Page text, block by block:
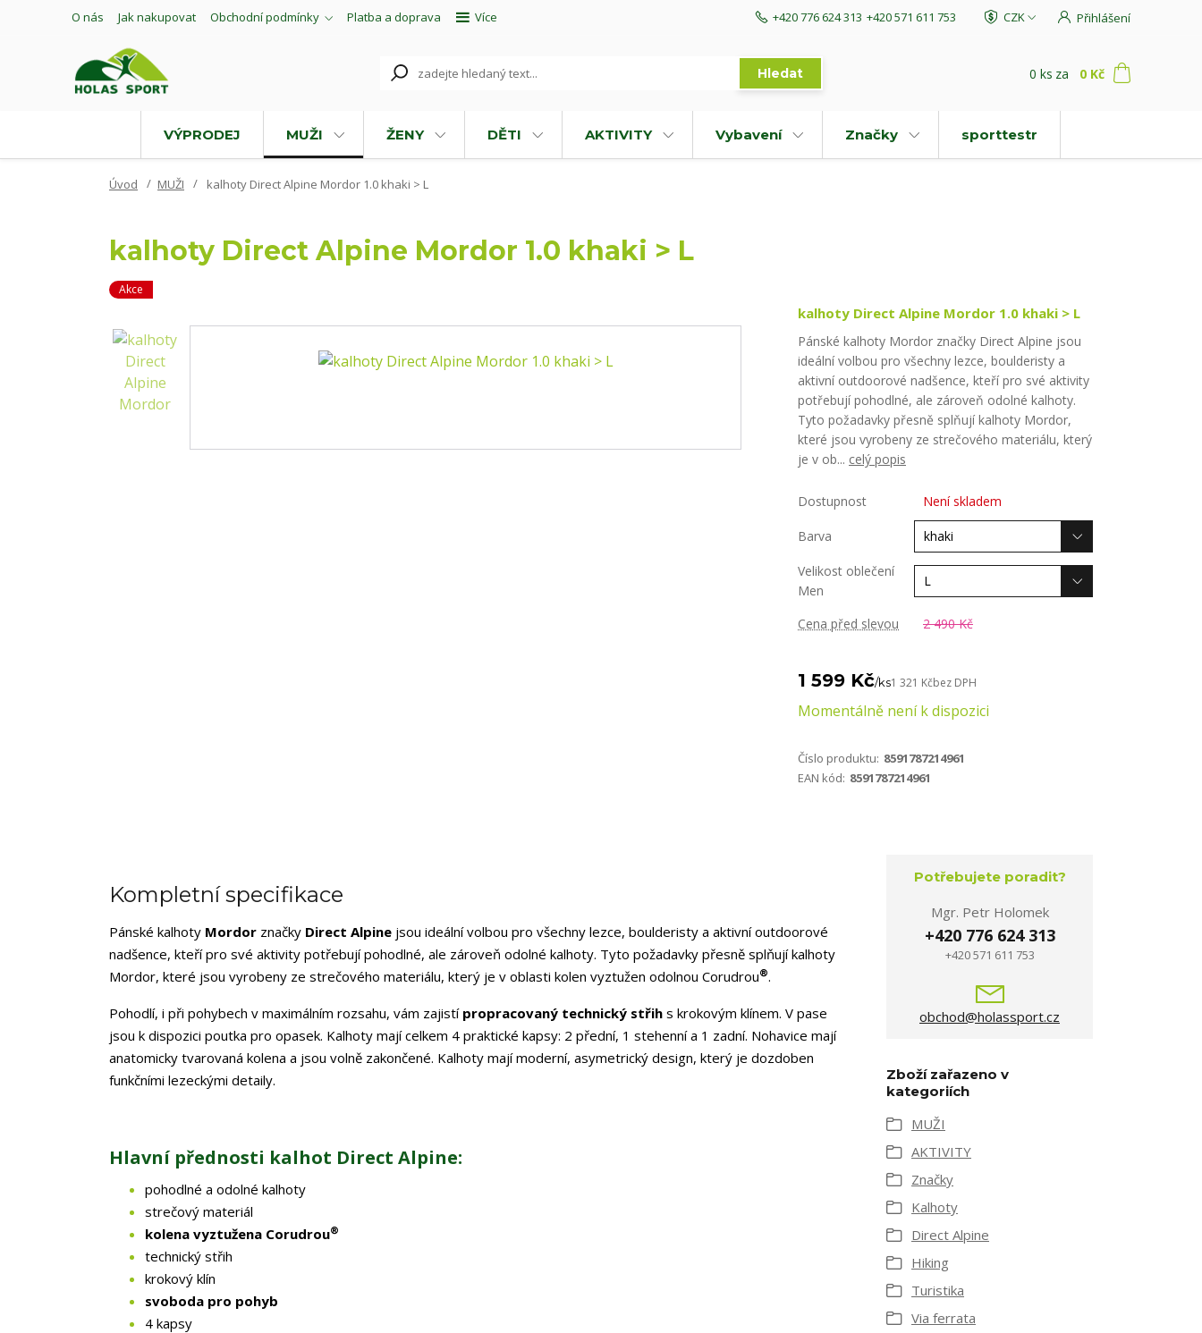
O nás Jak nakupovat Obchodní podmínky Platba a doprava Více CZK Přihlášení
Hledat
+420 776 624 313 +420 571 611 753
0 ks za 0 Kč
VÝPRODEJ MUŽI ŽENY DĚTI AKTIVITY Vybavení Značky sporttestr
Úvod MUŽI kalhoty Direct Alpine Mordor 1.0 khaki > L
kalhoty Direct Alpine Mordor 1.0 khaki > L
Akce
kalhoty Direct Alpine Mordor 1.0 khaki > L
Pánské kalhoty Mordor značky Direct Alpine jsou
ideální volbou pro všechny lezce, boulderisty a
aktivní outdoorové nadšence, kteří pro své aktivity
potřebují pohodlné, ale zároveň odolné kalhoty.
Tyto požadavky přesně splňují kalhoty Mordor,
které jsou vyrobeny ze strečového materiálu, který
je v ob... celý popis
Dostupnost Není skladem
Barva
Velikost oblečení
Men
Cena před slevou
2 490 Kč
1 599 Kč/ks1 321 Kčbez DPH
Momentálně není k dispozici
Číslo produktu: 8591787214961
EAN kód: 8591787214961
Kompletní specifikace
Pánské kalhoty Mordor značky Direct Alpine jsou ideální volbou pro všechny lezce, boulderisty a aktivní outdoorové
nadšence, kteří pro své aktivity potřebují pohodlné, ale zároveň odolné kalhoty. Tyto požadavky přesně splňují kalhoty
Mordor, které jsou vyrobeny ze strečového materiálu, který je v oblasti kolen vyztužen odolnou Corudrou®.
Pohodlí, i při pohybech v maximálním rozsahu, vám zajistí propracovaný technický střih s krokovým klínem. V pase
jsou k dispozici poutka pro opasek. Kalhoty mají celkem 4 praktické kapsy: 2 přední, 1 stehenní a 1 zadní. Nohavice mají
anatomicky tvarovaná kolena a jsou volně zakončené. Kalhoty mají moderní, asymetrický design, který je dozdoben
funkčními lezeckými detaily.
Hlavní přednosti kalhot Direct Alpine:
pohodlné a odolné kalhoty
strečový materiál
kolena vyztužena Corudrou®
technický střih
krokový klín
svoboda pro pohyb
4 kapsy
Potřebujete poradit?
Mgr. Petr Holomek
+420 776 624 313
+420 571 611 753
obchod@holassport.cz
Zboží zařazeno v
kategoriích
MUŽI
AKTIVITY
Značky
Kalhoty
Direct Alpine
Hiking
Turistika
Via ferrata